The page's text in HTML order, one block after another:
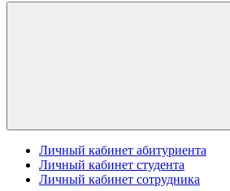
Личный кабинет абитуриента
Личный кабинет студента
Личный кабинет сотрудника